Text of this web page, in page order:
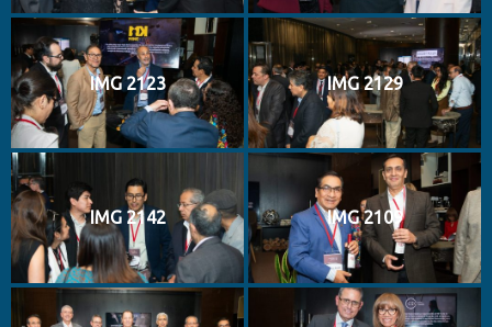
IMG 2123 IMG 2129
IMG 2142 IMG 2109